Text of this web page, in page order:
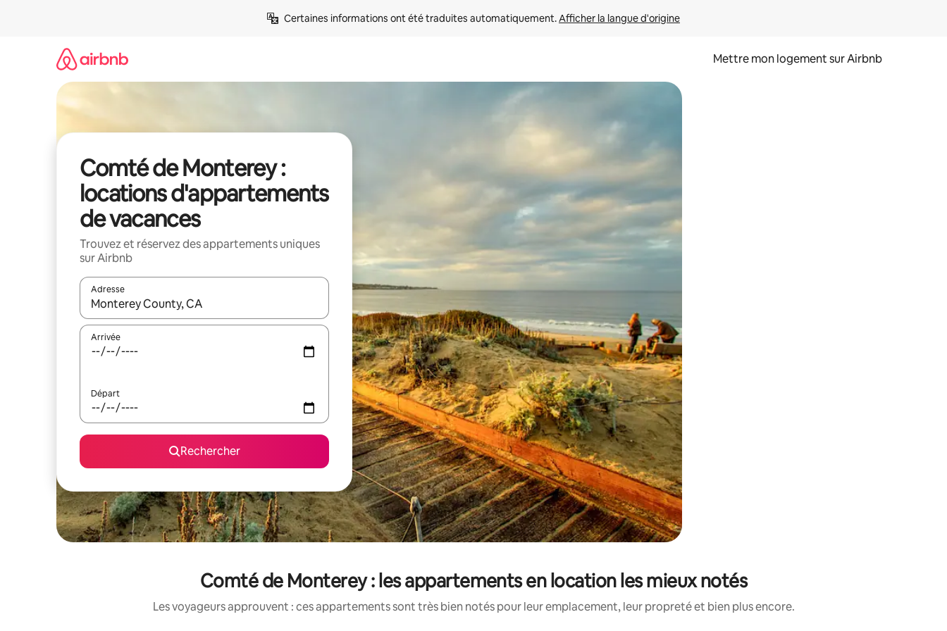
Certaines informations ont été traduites automatiquement. Afficher la langue d'origine
Mettre mon logement sur Airbnb
Comté de Monterey :
locations d'appartements
de vacances
Trouvez et réservez des appartements uniques
sur Airbnb
Adresse
Lorsque les résultats s'affichent, utilisez les flèches vers le haut et vers le bas pour les parcourir ou en appuyant et en faisant glisser.
Arrivée
Départ
Rechercher
Comté de Monterey : les appartements en location les mieux notés
Les voyageurs approuvent : ces appartements sont très bien notés pour leur emplacement, leur propreté et bien plus encore.